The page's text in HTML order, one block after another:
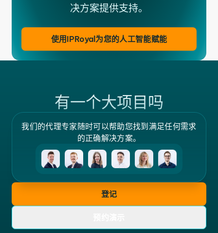
决方案提供支持。
使用IPRoyal为您的人工智能赋能
有一个大项目吗
我们的代理专家随时可以帮助您找到满足任何需求
的正确解决方案。
登记